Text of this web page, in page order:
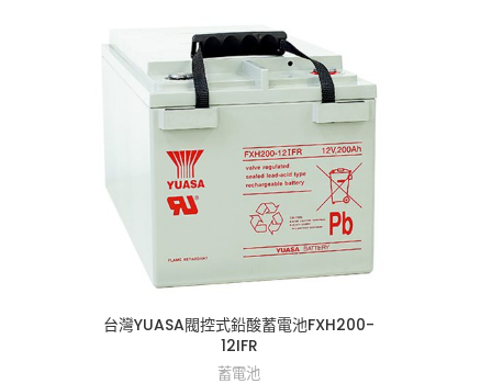
台灣YUASA閥控式鉛酸蓄電池FXH200-
12IFR
蓄電池